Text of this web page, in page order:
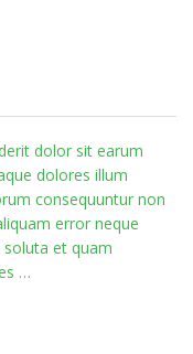
dolor sit earum
dolores illum
consequuntur non
error neque
et quam
…